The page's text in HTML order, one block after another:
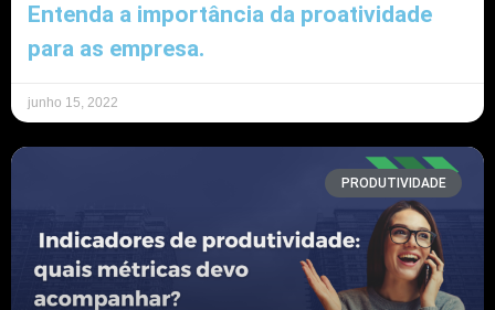
Entenda a importância da proatividade
para as empresa.
junho 15, 2022
PRODUTIVIDADE